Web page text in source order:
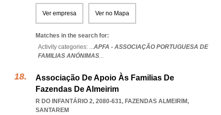
Ver empresa Ver no Mapa
Matches in the search for:
Activity categories: ...APFA - ASSOCIAÇÃO PORTUGUESA DE
FAMILIAS ANÓNIMAS...
Associação De Apoio Às Familias De
Fazendas De Almeirim
R DO INFANTÁRIO 2, 2080-631, FAZENDAS ALMEIRIM,
SANTAREM